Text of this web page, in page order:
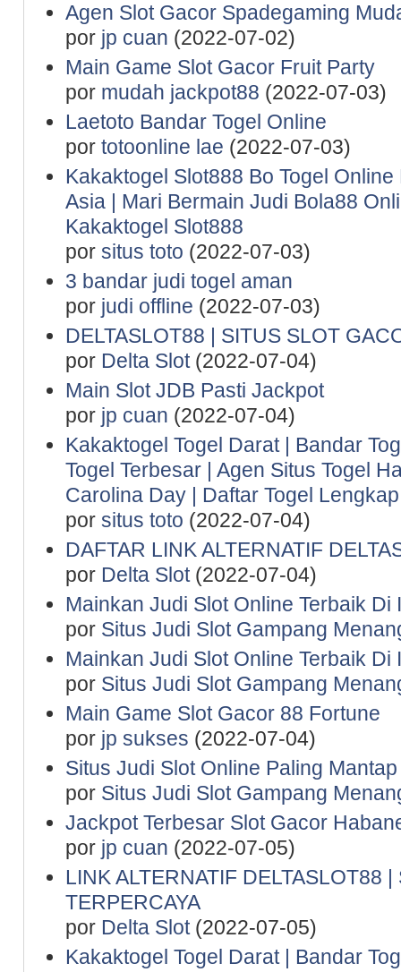
Agen Slot Gacor Spadegaming
por jp cuan (2022-07-02)
Main Game Slot Gacor Fruit Party
por mudah jackpot88 (2022-07-03)
Laetoto Bandar Togel Online
por totoonline lae (2022-07-03)
Kakaktogel Slot888 Bo Togel
Asia | Mari Bermain Judi Bola88
Kakaktogel Slot888
por situs toto (2022-07-03)
3 bandar judi togel aman
por judi offline (2022-07-03)
DELTASLOT88 | SITUS SLOT
por Delta Slot(2022-07-04)
Main Slot JDB Pasti Jackpot
por jp cuan (2022-07-04)
Kakaktogel Togel Darat | Bandar
Togel Terbesar | Agen Situs Togel
Carolina Day | Daftar Togel
por situs toto (2022-07-04)
DAFTAR LINK ALTERNATIF
por Delta Slot(2022-07-04)
Mainkan Judi Slot Online Terbaik Di
por Situs Judi Slot Gampang
Mainkan Judi Slot Online Terbaik Di
por Situs Judi Slot Gampang
Main Game Slot Gacor 88 Fortune
por jp sukses (2022-07-04)
Situs Judi Slot Online Paling
por Situs Judi Slot Gampang
Jackpot Terbesar Slot Gacor
por jp cuan (2022-07-05)
LINK ALTERNATIF DELTASLOT88
TERPERCAYA
por Delta Slot(2022-07-05)
Kakaktogel Togel Darat | Bandar